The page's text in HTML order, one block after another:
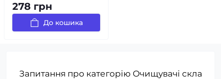
278 грн
До кошика
Запитання про категорію Очищувачі скла